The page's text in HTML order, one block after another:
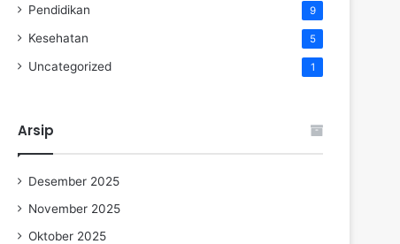
Pendidikan 9
Kesehatan 5
Uncategorized 1
Arsip
Desember 2025
November 2025
Oktober 2025